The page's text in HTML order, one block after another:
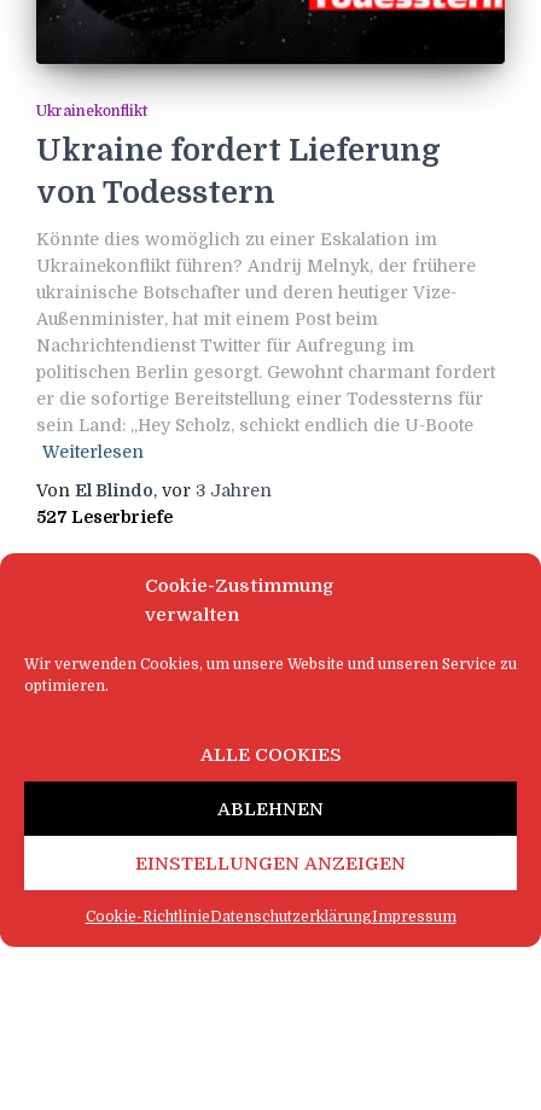
Cookie-Zustimmung
verwalten
Wir verwenden Cookies, um unsere Website und unseren Service zu
optimieren.
ALLE COOKIES
ABLEHNEN
EINSTELLUNGEN ANZEIGEN
Cookie-RichtlinieDatenschutzerklärungImpressum
Ukrainekonflikt
Ukraine fordert Lieferung
von Todesstern
Könnte dies womöglich zu einer Eskalation im
Ukrainekonflikt führen? Andrij Melnyk, der frühere
ukrainische Botschafter und deren heutiger Vize-
Außenminister, hat mit einem Post beim
Nachrichtendienst Twitter für Aufregung im
politischen Berlin gesorgt. Gewohnt charmant fordert
er die sofortige Bereitstellung einer Todessterns für
sein Land: „Hey Scholz, schickt endlich die U-Boote
Weiterlesen
Von El Blindo, vor 3 Jahren
527 Leserbriefe